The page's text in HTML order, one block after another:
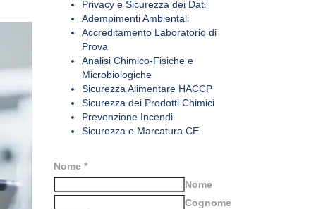
Privacy e Sicurezza dei Dati
Adempimenti Ambientali
Accreditamento Laboratorio di
Prova
Analisi Chimico-Fisiche e
Microbiologiche
Sicurezza Alimentare HACCP
Sicurezza dei Prodotti Chimici
Prevenzione Incendi
Sicurezza e Marcatura CE
Nome *
Nome
Cognome